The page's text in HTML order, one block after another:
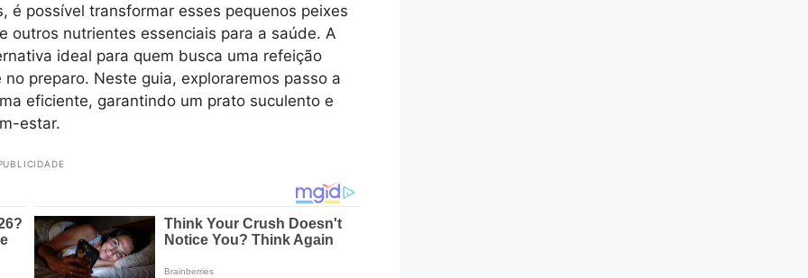
é possível transformar esses pequenos peixes
outros nutrientes essenciais para a saúde. A
ideal para quem busca uma refeição
preparo. Neste guia, exploraremos passo a
eficiente, garantindo um prato suculento e
estar.